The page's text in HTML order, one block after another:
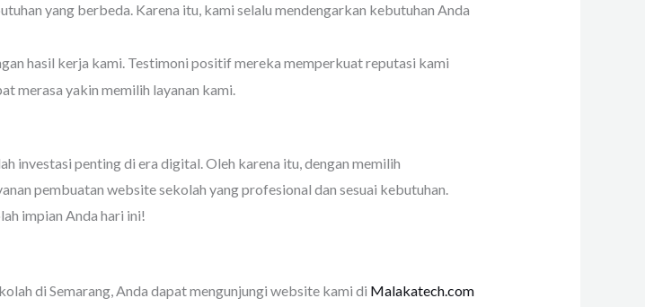
yang berbeda. Karena itu, kami selalu mendengarkan kebutuhan Anda
hasil kerja kami. Testimoni positif mereka memperkuat reputasi kami
merasa yakin memilih layanan kami.
investasi penting di era digital. Oleh karena itu, dengan memilih
pembuatan website sekolah yang profesional dan sesuai kebutuhan.
impian Anda hari ini!
di Semarang, Anda dapat mengunjungi website kami di Malakatech.com